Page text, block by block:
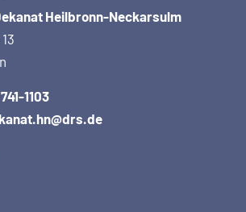
Heilbronn-Neckarsulm
1103